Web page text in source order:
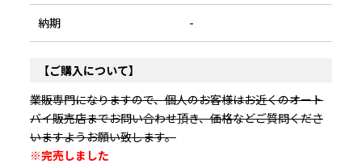
納期 -
【ご購入について】
業販専門になりますので、個人のお客様はお近くのオート
バイ販売店までお問い合わせ頂き、価格などご質問くださ
いますようお願い致します。
※完売しました